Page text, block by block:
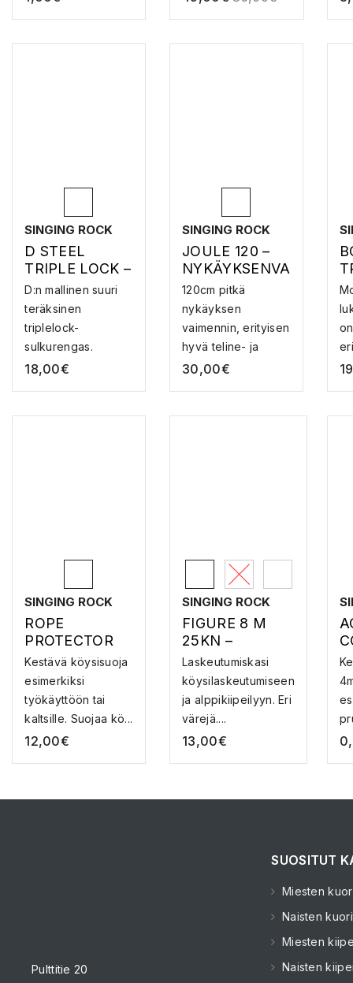
SINGING ROCK
D STEEL
TRIPLE LOCK –
TERÄS
SULKURENGA
S
D:n mallinen suuri
teräksinen
triplelock-
sulkurengas.
Murtolu...
18,00€
SINGING ROCK
JOULE 120 –
NYKÄYKSENVA
IMENNIN
120cm pitkä
nykäyksen
vaimennin, erityisen
hyvä teline- ja
katollat...
30,00€
S
SINGING ROCK
ROPE
PROTECTOR
50CM –
KÖYSISUOJA
Kestävä köysisuoja
esimerkiksi
työkäyttöön tai
kaltsille. Suojaa kö...
12,00€
SINGING ROCK
FIGURE 8 M
25KN –
LASKEUTUMIS
KASI
Laskeutumiskasi
köysilaskeutumiseen
ja alppikiipeilyyn. Eri
värejä....
13,00€
–
Pulttitie 20
SUOSITUT
Miesten
Naisten
Miesten
Naisten